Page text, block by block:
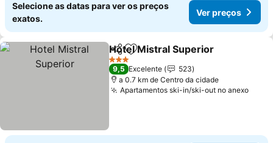
Selecione as datas para ver os preços
exatos.
Ver preços
PartilharAdicionar aos favoritos
Hotel Mistral Superior
3 Estrelas
9,5 Excelente
523
a 0.7 km de Centro da cidade
Apartamentos ski-in/ski-out no anexo